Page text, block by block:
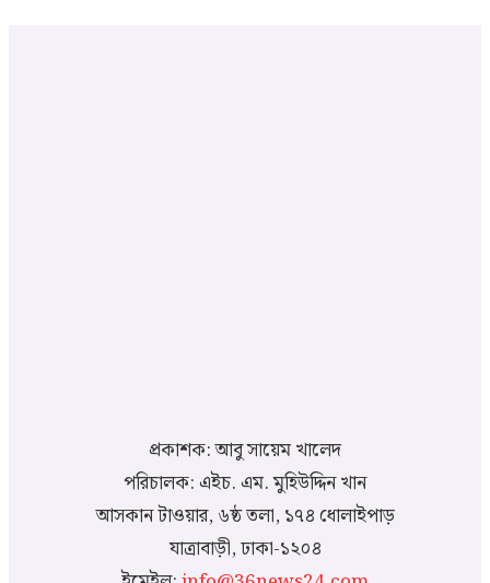
প্রকাশক: আবু সায়েম খালেদ
পরিচালক: এইচ. এম. মুহিউদ্দিন খান
আসকান টাওয়ার, ৬ষ্ঠ তলা, ১৭৪ ধোলাইপাড়
যাত্রাবাড়ী, ঢাকা-১২০৪